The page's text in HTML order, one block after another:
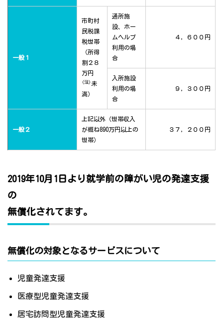
一般１
市町村
民税課
税世帯
（所得
割２８
万円
(注) 未
満）
通所施
設、ホー
ムヘルプ
利用の場
合
４，６００円
入所施設
利用の場
合
９，３００円
一般２
上記以外（世帯収入
が概ね890万円以上の
世帯）
３７，２００円
2019年10月1日より就学前の障がい児の発達支援
の
無償化されてます。
無償化の対象となるサービスについて
児童発達支援
医療型児童発達支援
居宅訪問型児童発達支援